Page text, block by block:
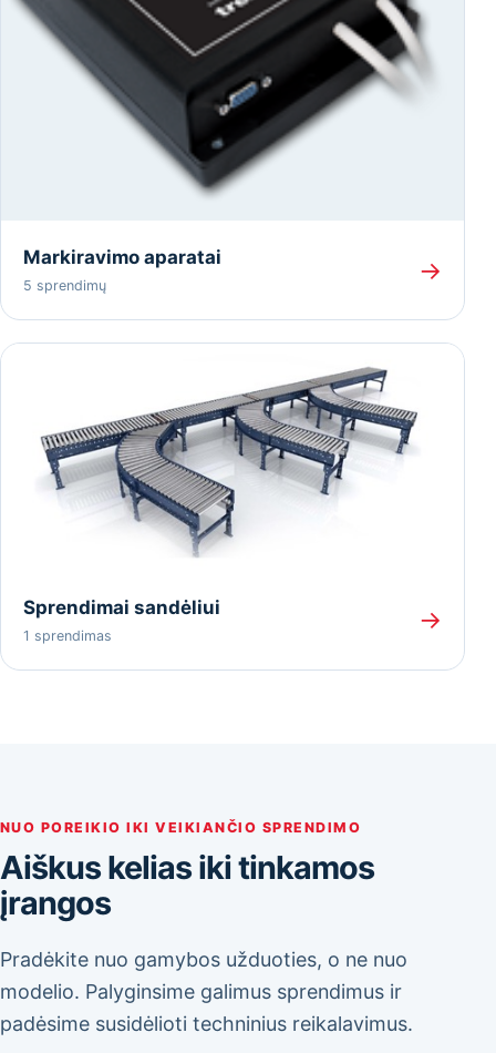
Markiravimo aparatai
5 sprendimų
→
Sprendimai sandėliui
1 sprendimas
→
NUO POREIKIO IKI VEIKIANČIO SPRENDIMO
Aiškus kelias iki tinkamos
įrangos
Pradėkite nuo gamybos užduoties, o ne nuo
modelio. Palyginsime galimus sprendimus ir
padėsime susidėlioti techninius reikalavimus.